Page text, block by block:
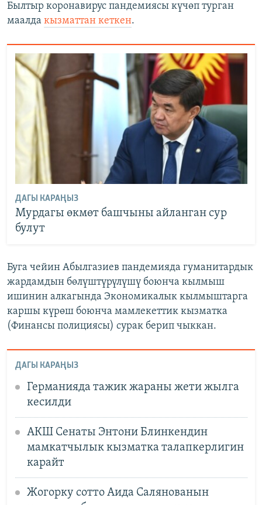
Былтыр коронавирус пандемиясы күчөп турган
маалда кызматтан кеткен.
ДАГЫ КАРАҢЫЗ
Мурдагы өкмөт башчыны айланган сур
булут
Буга чейин Абылгазиев пандемияда гуманитардык
жардамдын бөлүштүрүлүшү боюнча кылмыш
ишинин алкагында Экономикалык кылмыштарга
каршы күрөш боюнча мамлекеттик кызматка
(Финансы полициясы) сурак берип чыккан.
ДАГЫ КАРАҢЫЗ
Германияда тажик жараны жети жылга
кесилди
АКШ Сенаты Энтони Блинкендин
мамкатчылык кызматка талапкерлигин
карайт
Жогорку сотто Аида Салянованын